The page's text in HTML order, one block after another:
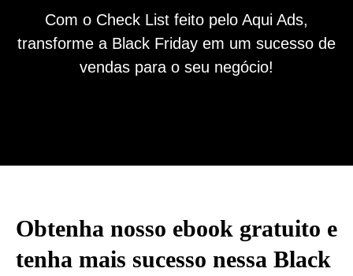
Com o Check List feito pelo Aqui Ads,
transforme a Black Friday em um sucesso de
vendas para o seu negócio!
Obtenha nosso ebook gratuito e
tenha mais sucesso nessa Black